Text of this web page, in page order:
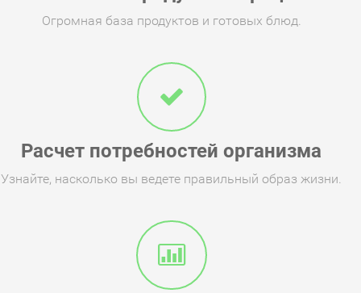
Огромная база продуктов и готовых блюд.
Расчет потребностей организма
Узнайте, насколько вы ведете правильный образ жизни.